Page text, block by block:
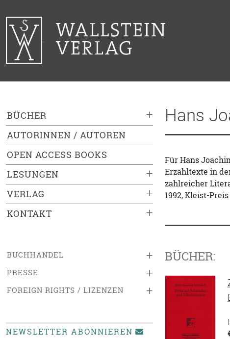
+
BÜCHER
AUTORINNEN / AUTOREN
OPEN ACCESS BOOKS
+
LESUNGEN
+
VERLAG
+
KONTAKT
+
BUCHHANDEL
+
PRESSE
+
FOREIGN RIGHTS / LIZENZEN
NEWSLETTER ABONNIEREN
Hans
Für Hans
Erzähltexte in
zahlreicher
1992, Kleist-
BÜCHER: